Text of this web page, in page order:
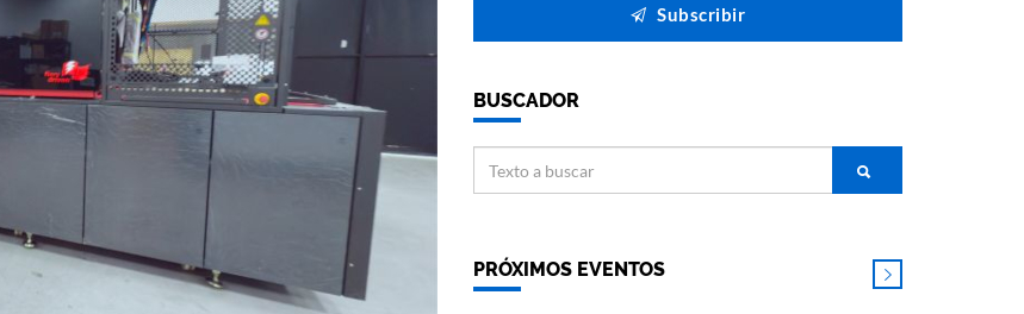
Subscribir
BUSCADOR
PRÓXIMOS EVENTOS